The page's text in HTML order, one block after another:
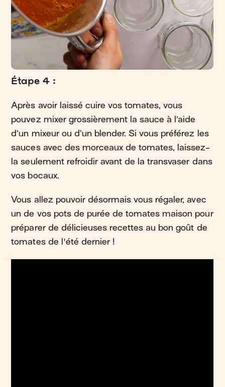
Étape 4 :
Après avoir laissé cuire vos tomates, vous
pouvez mixer grossièrement la sauce à l’aide
d’un mixeur ou d’un blender. Si vous préférez les
sauces avec des morceaux de tomates, laissez-
la seulement refroidir avant de la transvaser dans
vos bocaux.
Vous allez pouvoir désormais vous régaler, avec
un de vos pots de purée de tomates maison pour
préparer de délicieuses recettes au bon goût de
tomates de l'été dernier !